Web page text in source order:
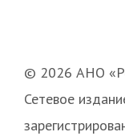
© 2026 АНО
Сетевое